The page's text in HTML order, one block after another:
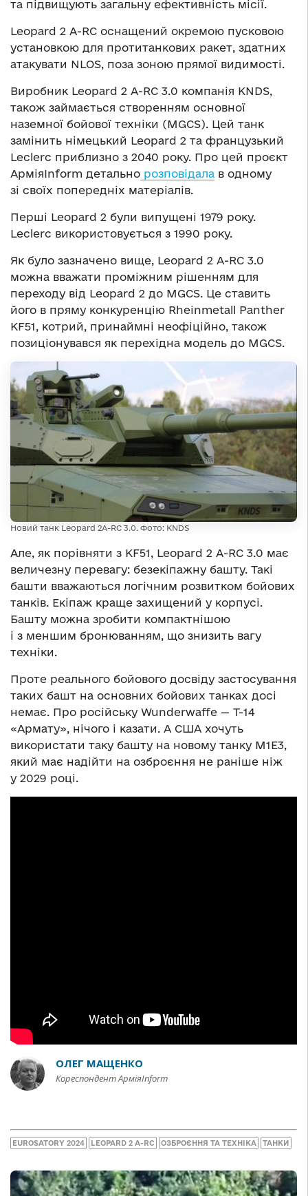
та підвищують загальну ефективність місії.
Leopard 2 A-RC оснащений окремою пусковою
установкою для протитанкових ракет, здатних
атакувати NLOS, поза зоною прямої видимості.
Виробник Leopard 2 A-RC 3.0 компанія KNDS,
також займається створенням основної
наземної бойової техніки (MGCS). Цей танк
замінить німецький Leopard 2 та французький
Leclerc приблизно з 2040 року. Про цей проєкт
АрміяInform детально розповідала в одному
зі своїх попередніх матеріалів.
Перші Leopard 2 були випущені 1979 року.
Leclerc використовується з 1990 року.
Як було зазначено вище, Leopard 2 A-RC 3.0
можна вважати проміжним рішенням для
переходу від Leopard 2 до MGCS. Це ставить
його в пряму конкуренцію Rheinmetall Panther
KF51, котрий, принаймні неофіційно, також
позиціонувався як перехідна модель до MGCS.
Новий танк Leopard 2А-RC 3.0. Фото: KNDS
Але, як порівняти з KF51, Leopard 2 A-RC 3.0 має
величезну перевагу: безекіпажну башту. Такі
башти вважаються логічним розвитком бойових
танків. Екіпаж краще захищений у корпусі.
Башту можна зробити компактнішою
і з меншим бронюванням, що знизить вагу
техніки.
Проте реального бойового досвіду застосування
таких башт на основних бойових танках досі
немає. Про російську Wunderwaffe — Т-14
«Армату», нічого і казати. А США хочуть
використати таку башту на новому танку M1E3,
який має надійти на озброєння не раніше ніж
у 2029 році.
ОЛЕГ МАЩЕНКО
Кореспондент АрміяInform
EUROSATORY 2024 LEOPARD 2 A-RC ОЗБРОЄННЯ ТА ТЕХНІКА ТАНКИ